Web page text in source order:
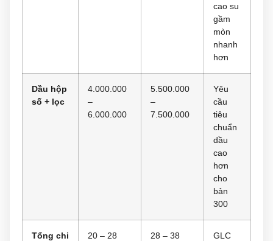
cao su
gầm
mòn
nhanh
hơn
Dầu hộp
số + lọc
4.000.000
–
6.000.000
5.500.000
–
7.500.000
Yêu
cầu
tiêu
chuẩn
dầu
cao
hơn
cho
bản
300
Tổng chi
20 – 28
28 – 38
GLC